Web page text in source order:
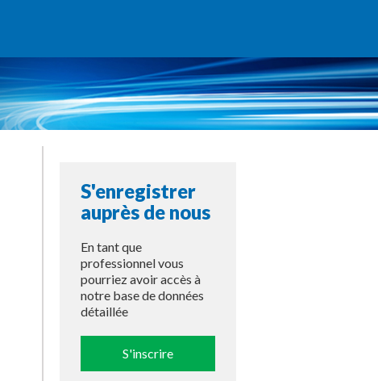
S'enregistrer
auprès de nous
En tant que
professionnel vous
pourriez avoir accès à
notre base de données
détaillée
S'inscrire